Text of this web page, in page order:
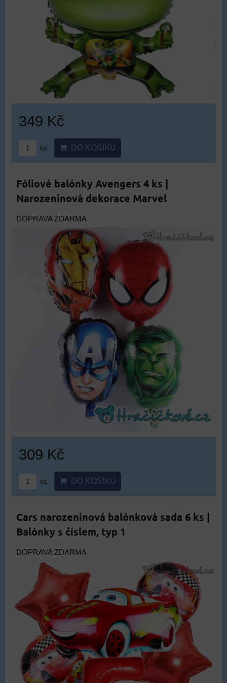
349 Kč
ks DO KOŠÍKU
Fóliové balónky Avengers 4 ks |
Narozeninová dekorace Marvel
DOPRAVA ZDARMA
309 Kč
ks DO KOŠÍKU
Cars narozeninová balónková sada 6 ks |
Balónky s číslem, typ 1
DOPRAVA ZDARMA